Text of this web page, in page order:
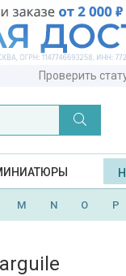
Проверить
M N O P